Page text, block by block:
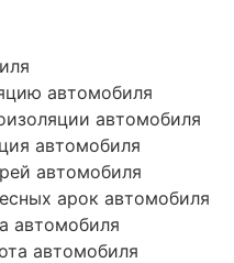
автомобиля
автомобиля
автомобиля
автомобиля
арок автомобиля
автомобиля
автомобиля